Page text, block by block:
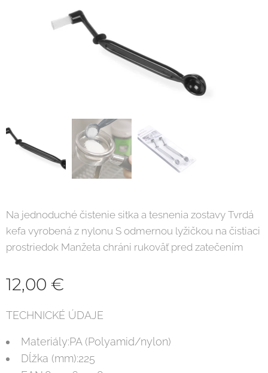
Na jednoduché čistenie sitka a tesnenia zostavy Tvrdá
kefa vyrobená z nylonu S odmernou lyžičkou na čistiaci
prostriedok Manžeta chráni rukoväť pred zatečením
12,00 €
TECHNICKÉ ÚDAJE
Materiály:PA (Polyamid/nylon)
Dĺžka (mm):225